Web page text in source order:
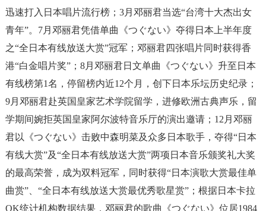
迅速打入日本唱片流行榜；3月邓丽君当选“台湾十大杰出女
青年”。7月邓丽君凭借单曲《つぐない》夺得日本上半年度
之“全日本有线放送大赏”冠军；邓丽君四张唱片同时获得香
港“白金唱片奖”；8月邓丽君日文单曲《つぐない》升至日本
有线榜第1名，停留榜内近12个月，创下日本乐坛历史纪录；
9月邓丽君赴英国皇家艺术学院留学，进修欧洲古典声乐，留
学期间婉拒英国皇家阿尔波特音乐厅的演出邀请；12月邓丽
君以《つぐない》击败中森明菜及众多日本歌手，夺得“日本
有线大赏”及“全日本有线放送大赏”两项日本音乐颁奖礼大奖
的最高荣誉，成为双料冠军，同时获得“日本演歌大赏最佳单
曲赏”、“全日本有线放送大赏最优秀歌星赏”；根据日本卡拉
OK统计机构数据结果，邓丽君的歌曲《つぐない》位居1984